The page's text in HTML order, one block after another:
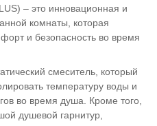
– это инновационная и
комнаты, которая
и безопасность во время
смеситель, который
температуру воды и
во время душа. Кроме того,
душевой гарнитур,